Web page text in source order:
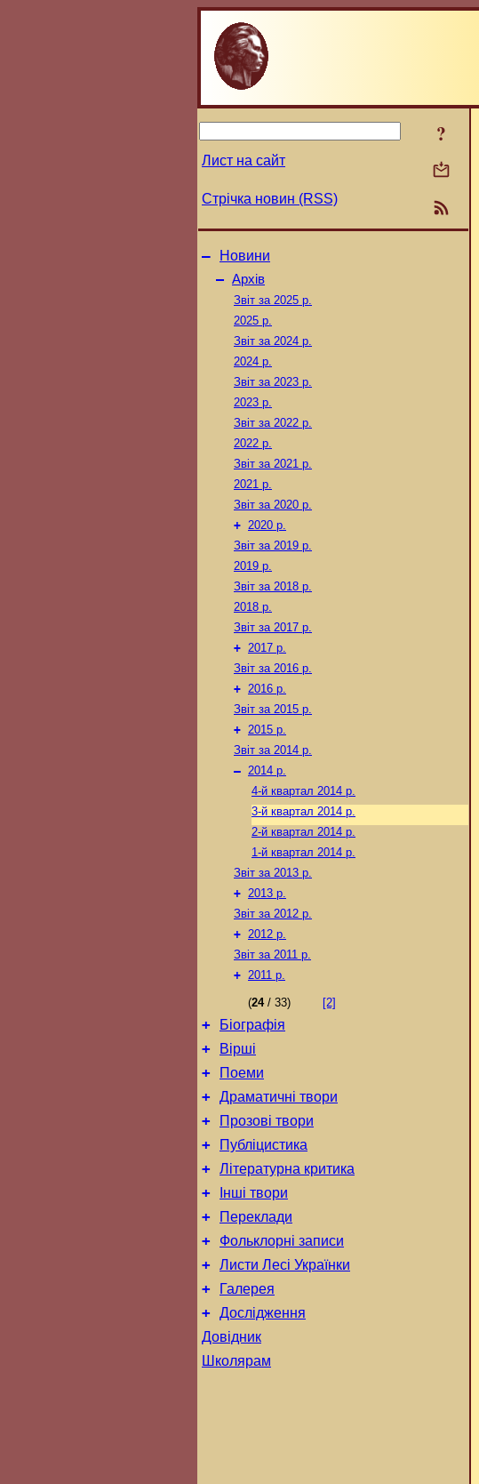
?
Лист на сайт
Стрічка новин (RSS)
–
Новини
– Архів
Звіт за 2025 р.
2025 р.
Звіт за 2024 р.
2024 р.
Звіт за 2023 р.
2023 р.
Звіт за 2022 р.
2022 р.
Звіт за 2021 р.
2021 р.
Звіт за 2020 р.
+ 2020 р.
Звіт за 2019 р.
2019 р.
Звіт за 2018 р.
2018 р.
Звіт за 2017 р.
+ 2017 р.
Звіт за 2016 р.
+ 2016 р.
Звіт за 2015 р.
+ 2015 р.
Звіт за 2014 р.
– 2014 р.
4-й квартал 2014 р.
3-й квартал 2014 р.
2-й квартал 2014 р.
1-й квартал 2014 р.
Звіт за 2013 р.
+ 2013 р.
Звіт за 2012 р.
+ 2012 р.
Звіт за 2011 р.
+ 2011 р.
(24/ 33) [2]
+ Біографія
+ Вірші
+ Поеми
+ Драматичні твори
+ Прозові твори
+ Публіцистика
+ Літературна критика
+ Інші твори
+ Переклади
+ Фольклорні записи
+ Листи Лесі Українки
+ Галерея
+ Дослідження
Довідник
Школярам